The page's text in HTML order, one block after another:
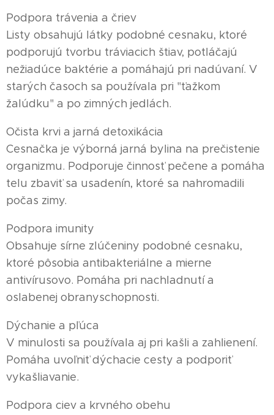
Podpora trávenia a čriev
Listy obsahujú látky podobné cesnaku, ktoré
podporujú tvorbu tráviacich štiav, potláčajú
nežiadúce baktérie a pomáhajú pri nadúvaní. V
starých časoch sa používala pri "ťažkom
žalúdku" a po zimných jedlách.
Očista krvi a jarná detoxikácia
Cesnačka je výborná jarná bylina na prečistenie
organizmu. Podporuje činnosť pečene a pomáha
telu zbaviť sa usadenín, ktoré sa nahromadili
počas zimy.
Podpora imunity
Obsahuje sírne zlúčeniny podobné cesnaku,
ktoré pôsobia antibakteriálne a mierne
antivírusovo. Pomáha pri nachladnutí a
oslabenej obranyschopnosti.
Dýchanie a pľúca
V minulosti sa používala aj pri kašli a zahlienení.
Pomáha uvoľniť dýchacie cesty a podporiť
vykašliavanie.
Podpora ciev a krvného obehu